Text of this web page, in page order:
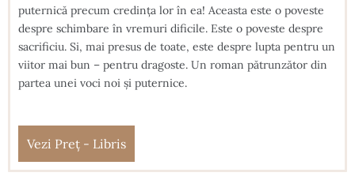
puternică precum credinţa lor în ea! Aceasta este o poveste
despre schimbare în vremuri dificile. Este o poveste despre
sacrificiu. Si, mai presus de toate, este despre lupta pentru un
viitor mai bun – pentru dragoste. Un roman pătrunzător din
partea unei voci noi şi puternice.
Vezi Preț - Libris